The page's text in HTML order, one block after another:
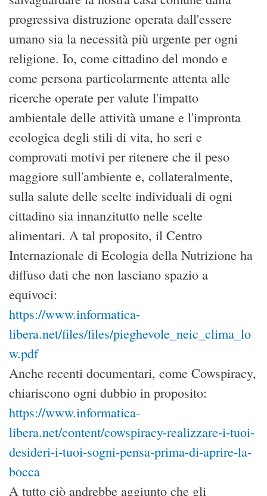
progressiva distruzione operata dall'essere
umano sia la necessità più urgente per ogni
religione. Io, come cittadino del mondo e
come persona particolarmente attenta alle
ricerche operate per valute l'impatto
ambientale delle attività umane e l'impronta
ecologica degli stili di vita, ho seri e
comprovati motivi per ritenere che il peso
maggiore sull'ambiente e, collateralmente,
sulla salute delle scelte individuali di ogni
cittadino sia innanzitutto nelle scelte
alimentari. A tal proposito, il Centro
Internazionale di Ecologia della Nutrizione ha
diffuso dati che non lasciano spazio a
equivoci:
https://www.informatica-
libera.net/files/files/pieghevole_neic_clima_lo
w.pdf
Anche recenti documentari, come Cowspiracy,
chiariscono ogni dubbio in proposito:
https://www.informatica-
libera.net/content/cowspiracy-realizzare-i-tuoi-
desideri-i-tuoi-sogni-pensa-prima-di-aprire-la-
bocca
A tutto ciò andrebbe aggiunto che gli